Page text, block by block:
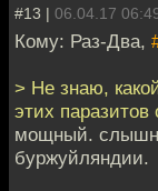
#13 | 06.04.17
Кому: Раз-Два,
> Не знаю,
этих
мощный.
буржуйляндии.